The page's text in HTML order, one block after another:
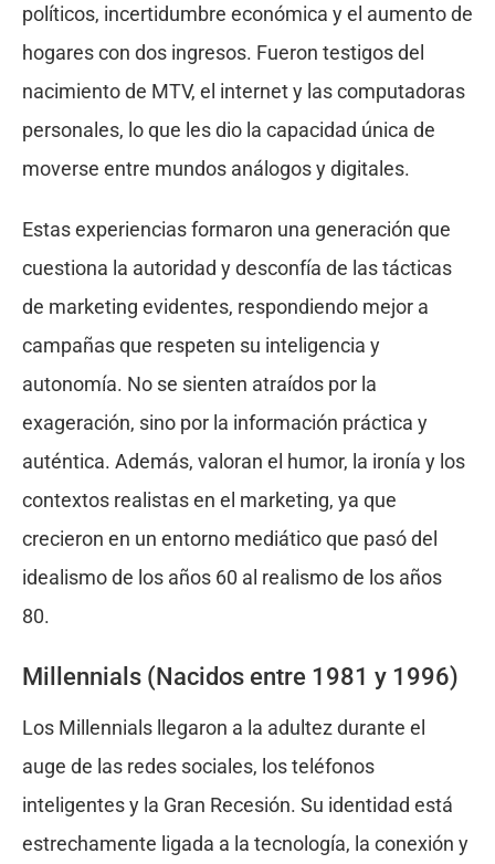
políticos, incertidumbre económica y el aumento de
hogares con dos ingresos. Fueron testigos del
nacimiento de MTV, el internet y las computadoras
personales, lo que les dio la capacidad única de
moverse entre mundos análogos y digitales.
Estas experiencias formaron una generación que
cuestiona la autoridad y desconfía de las tácticas
de marketing evidentes, respondiendo mejor a
campañas que respeten su inteligencia y
autonomía. No se sienten atraídos por la
exageración, sino por la información práctica y
auténtica. Además, valoran el humor, la ironía y los
contextos realistas en el marketing, ya que
crecieron en un entorno mediático que pasó del
idealismo de los años 60 al realismo de los años
80.
Millennials (Nacidos entre 1981 y 1996)
Los Millennials llegaron a la adultez durante el
auge de las redes sociales, los teléfonos
inteligentes y la Gran Recesión. Su identidad está
estrechamente ligada a la tecnología, la conexión y